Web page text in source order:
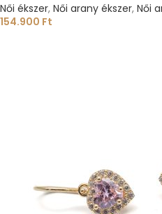
Női ékszer, Női arany ékszer, Női
154.900 Ft